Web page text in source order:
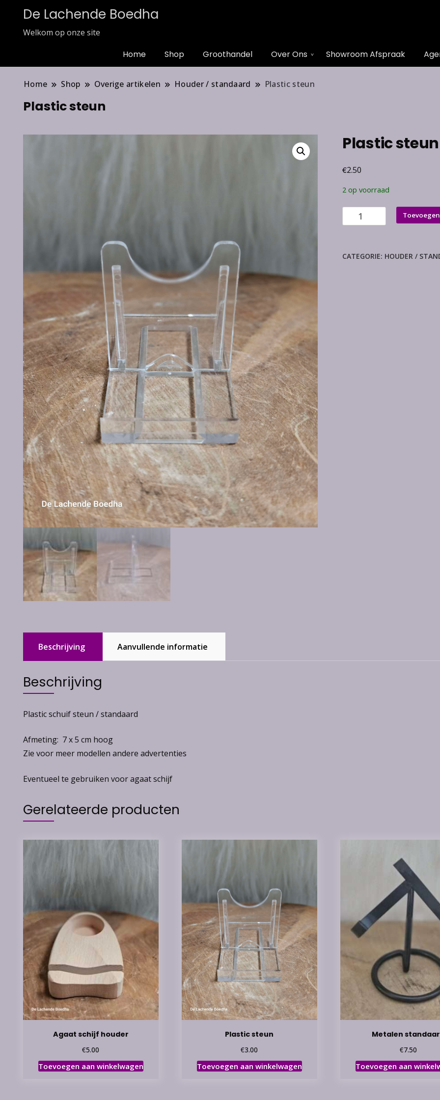
De Lachende Boedha
Welkom op onze site
Home Shop Groothandel Over Ons Showroom Afspraak
Home Shop Overige artikelen Houder / standaard Plastic steun
Plastic steun
Plastic steun
€2.50
2 op voorraad
Plastic
steun
CATEGORIE: HOUDER /
Beschrijving Aanvullende informatie
Beschrijving
Plastic schuif steun / standaard
Afmeting: 7 x 5 cm hoog
Zie voor meer modellen andere advertenties
Eventueel te gebruiken voor agaat schijf
Gerelateerde producten
Agaat schijf houder
€5.00
Toevoegen aan winkelwagen
Plastic steun
€3.00
Toevoegen aan winkelwagen
Metalen
€7.50
Toevoegen aan